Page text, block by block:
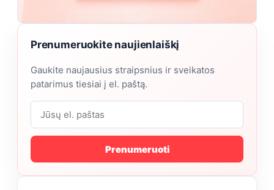
Prenumeruokite naujienlaiškį
Gaukite naujausius straipsnius ir sveikatos
patarimus tiesiai į el. paštą.
Prenumeruoti